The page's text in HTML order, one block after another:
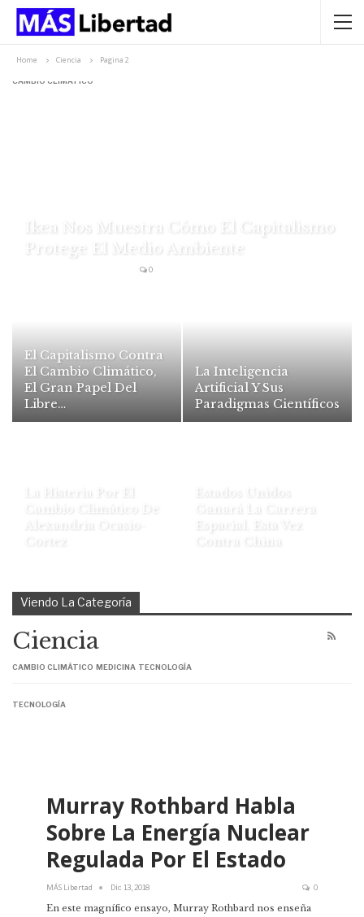
Home Ciencia Pagina 2
CAMBIO CLIMÁTICO
Ikea Nos Muestra Cómo El Capitalismo
Protege El Medio Ambiente
0
El Capitalismo Contra
El Cambio Climático,
El Gran Papel Del
Libre…
La Inteligencia
Artificial Y Sus
Paradigmas Científicos
La Histeria Por El
Cambio Climático De
Alexandria Ocasio-
Cortez
Estados Unidos
Ganará La Carrera
Espacial, Esta Vez
Contra China
Viendo La Categoría
Ciencia
CAMBIO CLIMÁTICO MEDICINA TECNOLOGÍA
TECNOLOGÍA
Murray Rothbard Habla
Sobre La Energía Nuclear
Regulada Por El Estado
MÁS Libertad Dic 13, 2018 0
En este magnífico ensayo, Murray Rothbard nos enseña